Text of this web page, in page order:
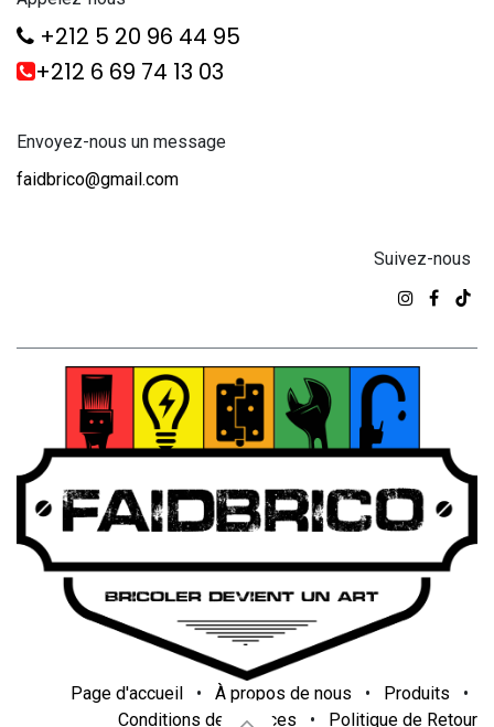
+212 5 20 96 44 95
+212 6 69 74 13 03
Envoyez-nous un message
faidbrico@gmail.com
Suivez-nous
Page d'accueil • À propos de nous • Produits
•
Conditions de services
• Politique de Retour